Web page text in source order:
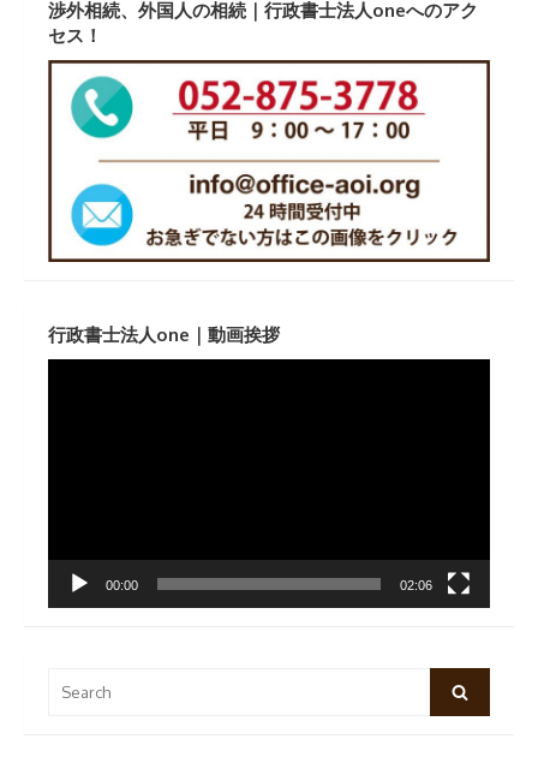
渉外相続、外国人の相続｜行政書士法人oneへのアク
セス！
行政書士法人one｜動画挨拶
00:00 02:06
Search